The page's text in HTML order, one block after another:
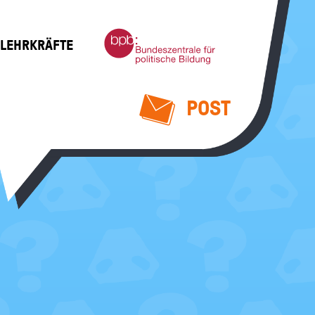
Bundeszentrale
für
politische
POST